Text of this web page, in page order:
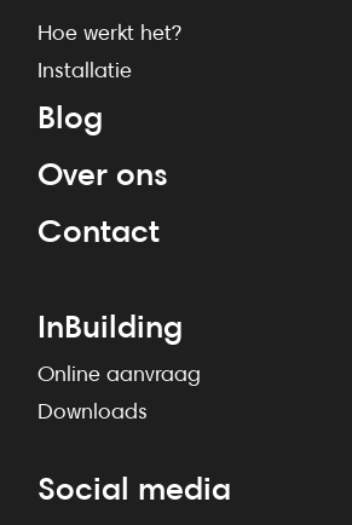
Hoe werkt het?
Installatie
Blog
Over ons
Contact
InBuilding
Online aanvraag
Downloads
Social media